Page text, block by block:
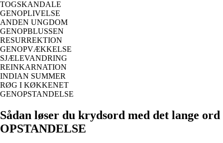
TOGSKANDALE
GENOPLIVELSE
ANDEN UNGDOM
GENOPBLUSSEN
RESURREKTION
GENOPVÆKKELSE
SJÆLEVANDRING
REINKARNATION
INDIAN SUMMER
RØG I KØKKENET
GENOPSTANDELSE
Sådan løser du krydsord med det lange ord
OPSTANDELSE